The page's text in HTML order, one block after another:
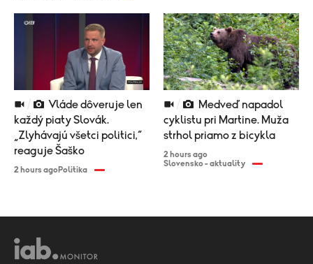
každý piaty Slovák.
„Zlyhávajú všetci politici,“
reaguje Šaško
2 hours agoPolitika
cyklistu pri Martine. Muža
strhol priamo z bicykla
2 hours ago
Slovensko - aktuality